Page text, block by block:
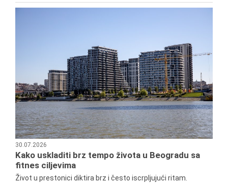
30.07.2026
Kako uskladiti brz tempo života u Beogradu sa
fitnes ciljevima
Život u prestonici diktira brz i često iscrpljujući ritam.